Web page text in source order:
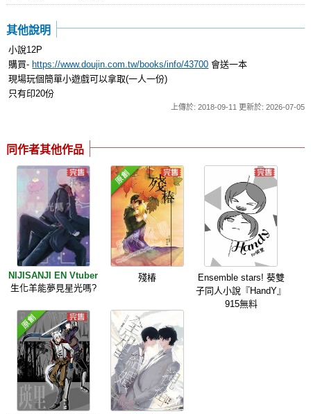
其他說明
小說12P
購買- https://www.doujin.com.tw/books/info/43700 會送一本
現場玩個簡單小遊戲可以拿取(一人一份)
只有印20份
上傳於: 2018-09-11 更新於: 2026-07-05
同作者其他作品
NIJISANJI EN Vtuber
生化羊能夢見星光嗎?
殘椿
Ensemble stars! 葵雙
子同人小說『HandY』
915無料